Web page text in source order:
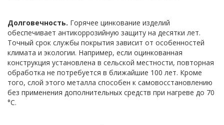
Долговечность. Горячее цинкование изделий
обеспечивает антикоррозийную защиту на десятки лет.
Точный срок службы покрытия зависит от особенностей
климата и экологии. Например, если оцинкованная
конструкция установлена в сельской местности, повторная
обработка не потребуется в ближайшие 100 лет. Кроме
того, слой этого металла способен к самовосстановлению
без применения дополнительных средств при нагреве до 70
°C.